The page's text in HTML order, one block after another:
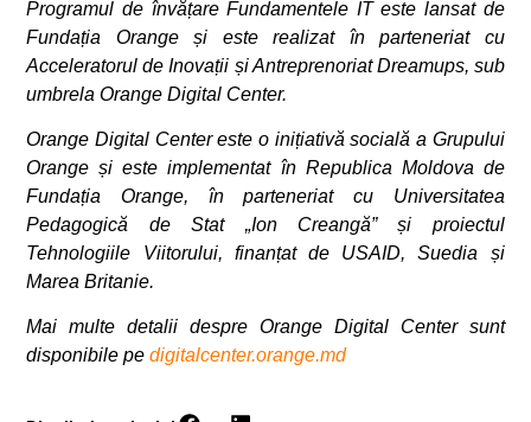
Programul de învățare Fundamentele IT este lansat de
Fundația Orange și este realizat în parteneriat cu
Acceleratorul de Inovații și Antreprenoriat Dreamups, sub
umbrela Orange Digital Center.
Orange Digital Center este o inițiativă socială a Grupului
Orange și este implementat în Republica Moldova de
Fundația Orange, în parteneriat cu Universitatea
Pedagogică de Stat „Ion Creangă” și proiectul
Tehnologiile Viitorului, finanțat de USAID, Suedia și
Marea Britanie.
Mai multe detalii despre Orange Digital Center sunt
disponibile pedigitalcenter.orange.md